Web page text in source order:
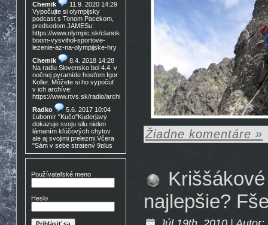
Chemik
11.9. 2020 14:29
Vypočujte si olympijsky
podcast s Tonom Pacekom,
predsedom JAMESu:
https://www.olympic.sk/clanok/celosvetovy-
boom-vysvihol-sportove-
lezenie-az-na-olympijske-hry
Chemik
8.4. 2018 14:28
Na radiu Slovensko bol 4.4. v
nočnej pyramíde hosťom Igor
Koller. Môžete si ho vypočuť
v ich archíve:
https://www.rtvs.sk/radio/archiv/11436/902144
Radko
5.6. 2017 10:04
Ľubomír "Kučo"Kuderjavý
dokazuje svoju silu nielen
lámaním kľúčových chytov
ale aj svojimi prelezmi.Včera
"Sám v sebe stratený 9plus
,!Gratulácia!!!
15:30
Nedocenený Prešovský
lezec známy tiež ako Lajoš
Morales predá lezečky, nové
v krabici, nepoužité,
zľava nech nejem 90eur
Používateľské meno
Heslo
Žiadne komentáre »
najlepšie?